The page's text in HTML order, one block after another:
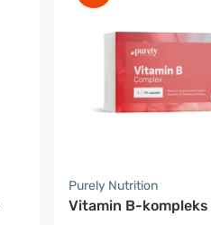
Purely Nutrition
Vitamin B-kompleks